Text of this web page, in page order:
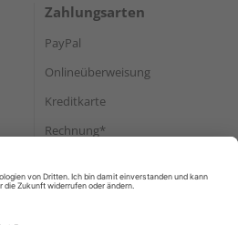
Zahlungsarten
PayPal
Onlineüberweisung
Kreditkarte
Rechnung*
Versand